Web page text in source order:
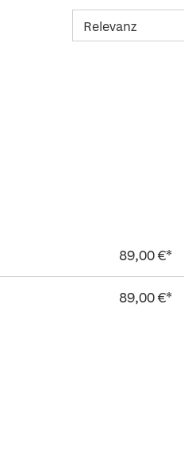
89,00 €*
89,00 €*